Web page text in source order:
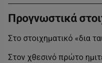
Προγνωστικά
Στο στοιχηματικό «δια
Στον χθεσινό πρώτο